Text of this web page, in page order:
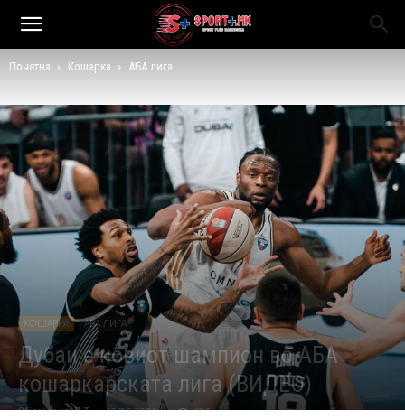
Почетна Кошарка АБА лига
КОШАРКА АБА ЛИГА
Дубаи е новиот шампион во АБА
кошаркарската лига (ВИДЕО)
Објавено од Д.Т. - 12/06/2026 636